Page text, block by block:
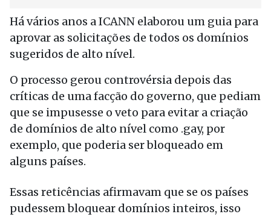
Há vários anos a ICANN elaborou um guia para
aprovar as solicitações de todos os domínios
sugeridos de alto nível.
O processo gerou controvérsia depois das
críticas de uma facção do governo, que pediam
que se impusesse o veto para evitar a criação
de domínios de alto nível como .gay, por
exemplo, que poderia ser bloqueado em
alguns países.
Essas reticências afirmavam que se os países
pudessem bloquear domínios inteiros, isso